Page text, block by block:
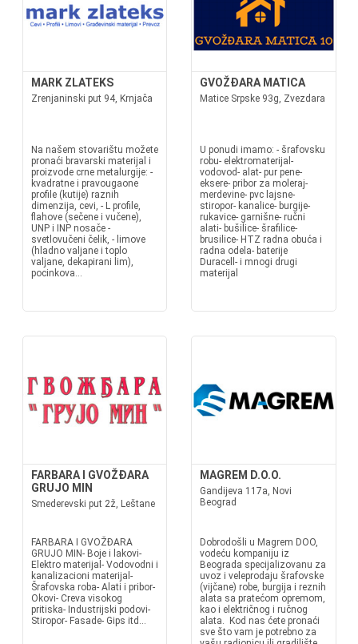
MARK ZLATEKS
Zrenjaninski put 94, Krnjača
Na našem stovarištu možete
pronaći bravarski materijal i
proizvode crne metalurgije: -
kvadratne i pravougaone
profile (kutije) raznih
dimenzija, cevi, - L profile,
flahove (sečene i vučene),
UNP i INP nosače -
svetlovučeni čelik, - limove
(hladno valjane i toplo
valjane, dekapirani lim),
pocinkova...
GVOŽĐARA MATICA
Matice Srpske 93g, Zvezdara
U ponudi imamo: - šrafovsku
robu- elektromaterijal-
vodovod- alat- pur pene-
eksere- pribor za moleraj-
merdevine- pvc lajsne-
stiropor- kanalice- burgije-
rukavice- garnišne- ručni
alati- bušilice- šrafilice-
brusilice- HTZ radna obuća i
radna odela- baterije
Duracell- i mnogi drugi
materijal
FARBARA I GVOŽĐARA
GRUJO MIN
Smederevski put 2ž, Leštane
FARBARA I GVOŽĐARA
GRUJO MIN- Boje i lakovi-
Elektro materijal- Vodovodni i
kanalizacioni materijal-
Šrafovska roba- Alati i pribor-
Okovi- Creva visokog
pritiska- Industrijski podovi-
Stiropor- Fasade- Gips itd...
MAGREM D.O.O.
Gandijeva 117a, Novi
Beograd
Dobrodošli u Magrem DOO,
vodeću kompaniju iz
Beograda specijalizovanu za
uvoz i veleprodaju šrafovske
(vijčane) robe, burgija i reznih
alata sa pratećom opremom,
kao i električnog i ručnog
alata. Kod nas ćete pronaći
sve što vam je potrebno za